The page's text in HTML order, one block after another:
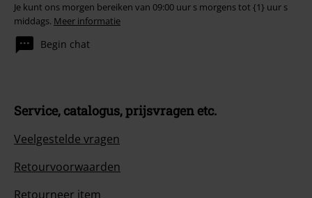
Je kunt ons morgen bereiken van 09:00 uur s morgens tot {1} uur s
middags. Meer informatie
Begin chat
Service, catalogus, prijsvragen etc.
Veelgestelde vragen
Retourvoorwaarden
Retourneer item